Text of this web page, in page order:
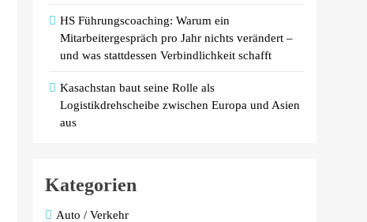
HS Führungscoaching: Warum ein
Mitarbeitergespräch pro Jahr nichts verändert –
und was stattdessen Verbindlichkeit schafft
Kasachstan baut seine Rolle als
Logistikdrehscheibe zwischen Europa und Asien
aus
Kategorien
Auto / Verkehr